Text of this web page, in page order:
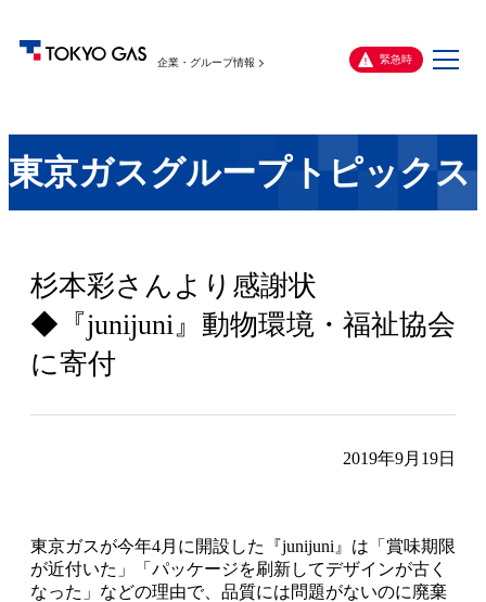
企業・グループ情報 緊急時
メ
東京ガスグループトピックス
杉本彩さんより感謝状
◆『junijuni』動物環境・福祉協会
に寄付
2019年9月19日
東京ガスが今年4月に開設した『junijuni』は「賞味期限
が近付いた」「パッケージを刷新してデザインが古く
なった」などの理由で、品質には問題がないのに廃棄